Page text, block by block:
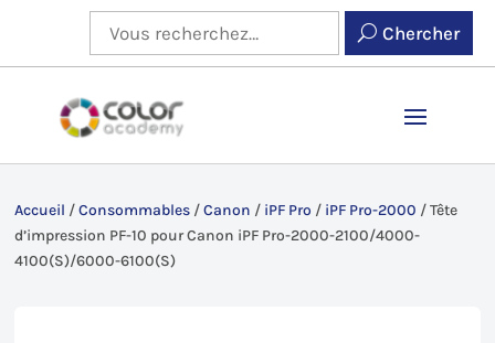
Chercher
Accueil /Consommables /Canon / iPF Pro / iPF Pro-2000 /Tête
d’impression PF-10 pour Canon iPF Pro-2000-2100/4000-
4100(S)/6000-6100(S)